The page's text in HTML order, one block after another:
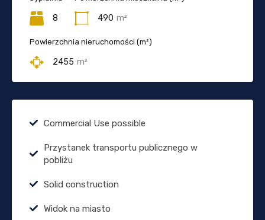
8 490 m²
Powierzchnia nieruchomości (m²)
2455 m²
Commercial Use possible
Przystanek transportu publicznego w
pobliżu
Solid construction
Widok na miasto